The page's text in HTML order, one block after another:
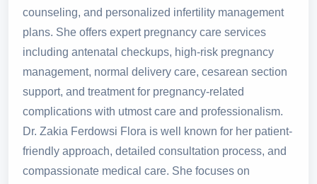
counseling, and personalized infertility management
plans. She offers expert pregnancy care services
including antenatal checkups, high-risk pregnancy
management, normal delivery care, cesarean section
support, and treatment for pregnancy-related
complications with utmost care and professionalism.
Dr. Zakia Ferdowsi Flora is well known for her patient-
friendly approach, detailed consultation process, and
compassionate medical care. She focuses on